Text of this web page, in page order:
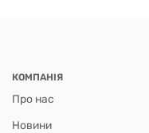
КОМПАНІЯ
Про нас
Новини